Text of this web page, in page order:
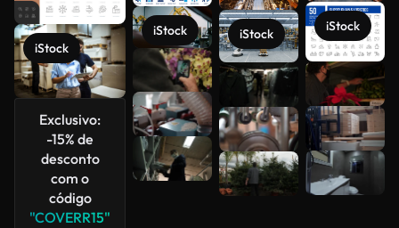
iStock
Exclusivo:
-15% de
desconto
com o
código
"COVERR15"
iStock iStock iStock
Veja mais